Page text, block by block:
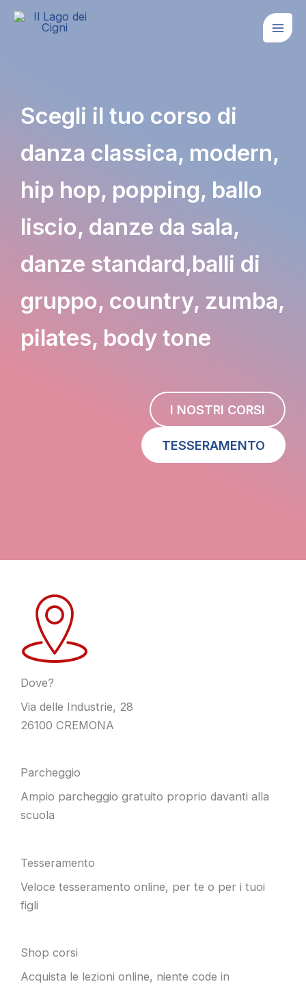
Vai
Scegli il tuo corso di
danza classica, modern,
hip hop, popping, ballo
liscio, danze da sala,
danze standard,balli di
gruppo, country, zumba,
pilates, body tone
I NOSTRI CORSI
TESSERAMENTO
Dove?
Via delle Industrie, 28
26100 CREMONA
Parcheggio
Ampio parcheggio gratuito proprio davanti alla
scuola
Tesseramento
Veloce tesseramento online, per te o per i tuoi
figli
Shop corsi
Acquista le lezioni online, niente code in